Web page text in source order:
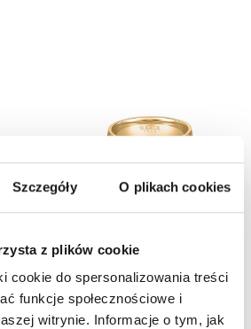
Szczegóły O plikach cookies
z plików cookie
cookie do spersonalizowania treści
funkcje społecznościowe i
witrynie. Informacje o tym, jak
Obrączka złota HARMONY